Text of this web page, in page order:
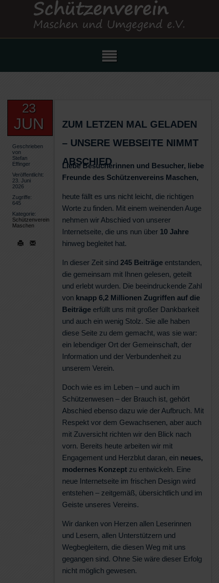
23
JUN
Geschrieben
von
Stefan
Effinger
Veröffentlicht:
23. Juni
2026
Zugriffe:
645
Kategorie:
Schützenverein
Maschen
ZUM LETZEN MAL GELADEN
– UNSERE WEBSEITE NIMMT
ABSCHIED
Liebe Besucherinnen und Besucher, liebe
Freunde des Schützenvereins Maschen,
heute fällt es uns nicht leicht, die richtigen
Worte zu finden. Mit einem weinenden Auge
nehmen wir Abschied von unserer
Internetseite, die uns nun über 10 Jahre
hinweg begleitet hat.
In dieser Zeit sind 245 Beiträge entstanden,
die gemeinsam mit Ihnen gelesen, geteilt
und erlebt wurden. Die beeindruckende Zahl
von knapp 6,2 Millionen Zugriffen auf die
Beiträge erfüllt uns mit großer Dankbarkeit
und auch ein wenig Stolz. Sie alle haben
diese Seite zu dem gemacht, was sie war:
ein lebendiger Ort der Gemeinschaft, der
Information und der Verbundenheit zu
unserem Verein.
Doch wie es im Leben – und auch im
Schützenwesen – der Brauch ist, gehört
Abschied ebenso dazu wie der Aufbruch. Mit
Respekt vor dem Gewachsenen, aber auch
mit Zuversicht richten wir den Blick nach
vorn. Bereits heute arbeiten wir mit
Engagement und Herzblut daran, ein neues,
modernes Konzept zu entwickeln. Eine
neue Internetseite im frischen Design wird
entstehen – zeitgemäß, übersichtlich und im
Geiste unseres Vereins.
Wir danken von Herzen allen Leserinnen
und Lesern, allen Unterstützern und
Wegbegleitern, die diesen Weg mit uns
gegangen sind. Ohne Sie wäre dieser Erfolg
nicht möglich gewesen.